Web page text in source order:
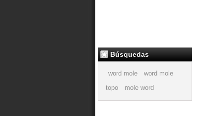
Búsquedas
word mole
word mole
topo
mole word